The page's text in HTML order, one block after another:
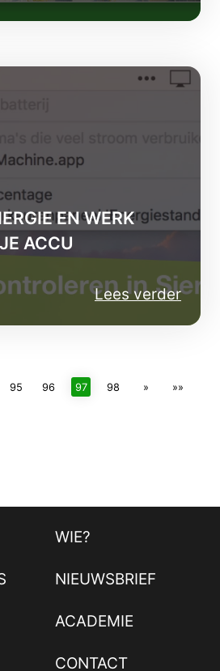
EN WERK
ACCU
Lees verder
95 96 97 98 » »»
WIE?
NIEUWSBRIEF
ACADEMIE
CONTACT